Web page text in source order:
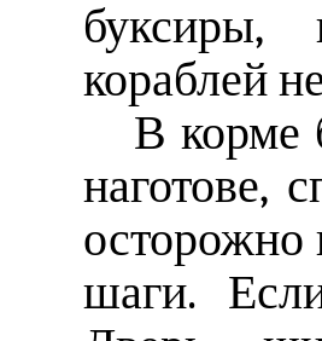
буксиры,
кораблей
В корме
наготове,
осторожно
шаги.